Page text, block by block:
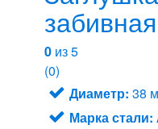
0 из 5
(0)
Диаметр: 38
Марка стали: